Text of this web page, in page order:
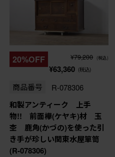
20%OFF ¥79,200 (税込)
¥63,360 (税込)
商品番号 R-078306
和製アンティーク 上手
物!! 前面欅(ケヤキ)材 玉
杢 鹿角(かづの)を使った引
き手が珍しい関東水屋箪笥
(R-078306)